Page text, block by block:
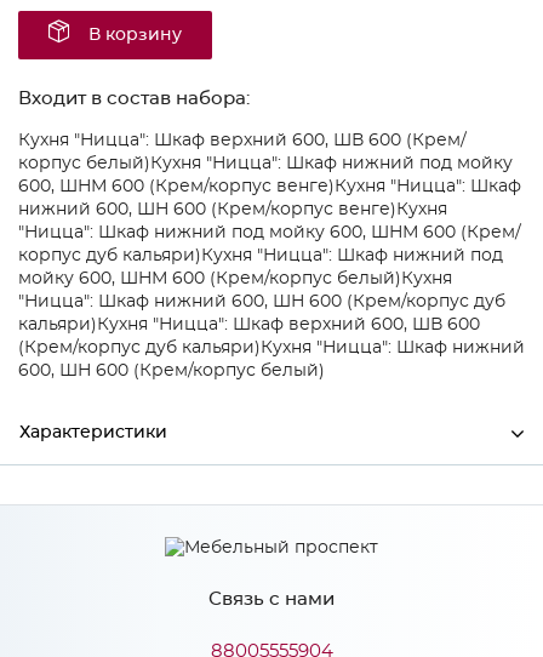
В корзину
Входит в состав набора:
Кухня "Ницца": Шкаф верхний 600, ШВ 600 (Крем/
корпус белый) Кухня "Ницца": Шкаф нижний под мойку
600, ШНМ 600 (Крем/корпус венге) Кухня "Ницца": Шкаф
нижний 600, ШН 600 (Крем/корпус венге) Кухня
"Ницца": Шкаф нижний под мойку 600, ШНМ 600 (Крем/
корпус дуб кальяри) Кухня "Ницца": Шкаф нижний под
мойку 600, ШНМ 600 (Крем/корпус белый) Кухня
"Ницца": Шкаф нижний 600, ШН 600 (Крем/корпус дуб
кальяри) Кухня "Ницца": Шкаф верхний 600, ШВ 600
(Крем/корпус дуб кальяри) Кухня "Ницца": Шкаф нижний
600, ШН 600 (Крем/корпус белый)
Характеристики
Ширина 300
785
37
Сурская мебель
Связь с нами
88005555904